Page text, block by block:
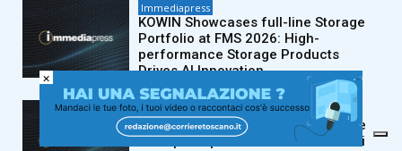
Immediapress
KOWIN Showcases full-line Storage
Portfolio at FMS 2026: High-
performance Storage Products
Drives AI Innovation
Immediapress
Tribesigns amplia la collaborazione
con i principali rivenditori di articoli
×